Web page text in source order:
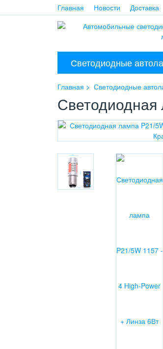
Главная Новости Доставка
Светодиодные
Главная Светодиодные